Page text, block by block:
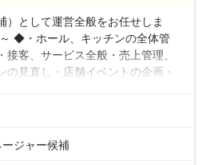
）として運営全般をお任せしま
◆・ホール、キッチンの全体管
客、サービス全般・売上管理、
の見直し・店舗イベントの企画・
務からお任せしますので、徐々
かいらーくのレストランでは、
ージャー候補